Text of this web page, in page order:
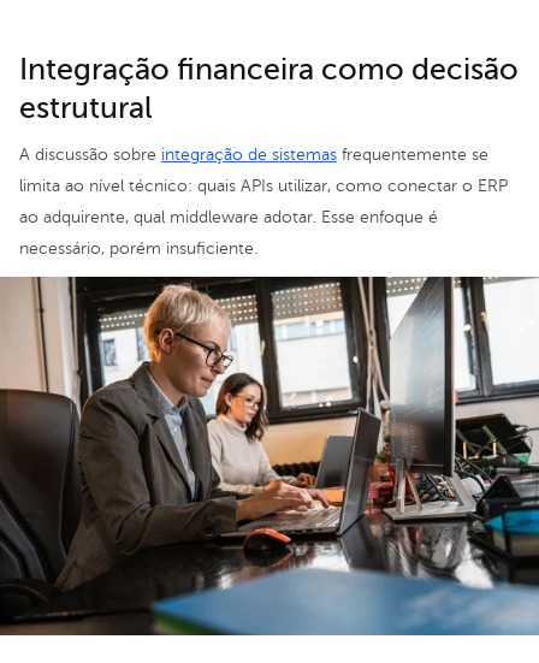
Integração financeira como decisão
estrutural
A discussão sobre integração de sistemas frequentemente se
limita ao nível técnico: quais APIs utilizar, como conectar o ERP
ao adquirente, qual middleware adotar. Esse enfoque é
necessário, porém insuficiente.